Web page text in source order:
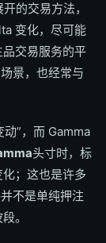
的交易方法，
变化，尽可能
交易服务的平
景，也经常与
”，而 Gamma
头寸时，标
；这也是许多
不是单纯押注
。